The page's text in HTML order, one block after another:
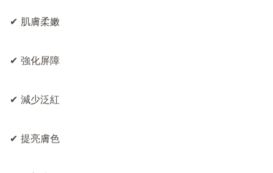
✔ 肌膚柔嫩
✔ 強化屏障
✔ 減少泛紅
✔ 提亮膚色